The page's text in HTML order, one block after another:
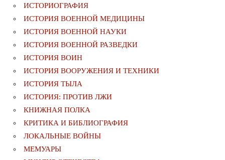
ИСТОРИОГРАФИЯ
ИСТОРИЯ ВОЕННОЙ МЕДИЦИНЫ
ИСТОРИЯ ВОЕННОЙ НАУКИ
ИСТОРИЯ ВОЕННОЙ РАЗВЕДКИ
ИСТОРИЯ ВОИН
ИСТОРИЯ ВООРУЖЕНИЯ И ТЕХНИКИ
ИСТОРИЯ ТЫЛА
ИСТОРИЯ: ПРОТИВ ЛЖИ
КНИЖНАЯ ПОЛКА
КРИТИКА И БИБЛИОГРАФИЯ
ЛОКАЛЬНЫЕ ВОЙНЫ
МЕМУАРЫ